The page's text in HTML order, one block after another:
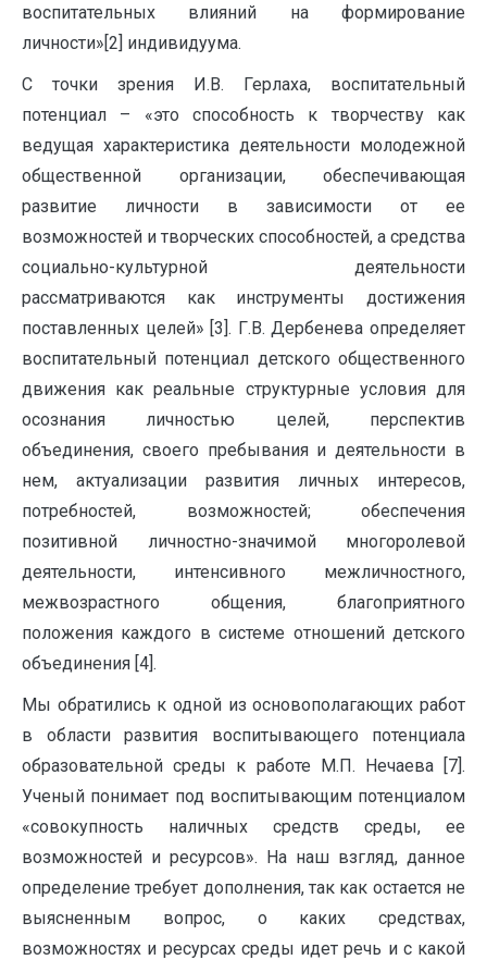
воспитательных влияний на формирование
личности»[2] индивидуума.
С точки зрения И.В. Герлаха, воспитательный
потенциал – «это способность к творчеству как
ведущая характеристика деятельности молодежной
общественной организации, обеспечивающая
развитие личности в зависимости от ее
возможностей и творческих способностей, а средства
социально-культурной деятельности
рассматриваются как инструменты достижения
поставленных целей» [3]. Г.В. Дербенева определяет
воспитательный потенциал детского общественного
движения как реальные структурные условия для
осознания личностью целей, перспектив
объединения, своего пребывания и деятельности в
нем, актуализации развития личных интересов,
потребностей, возможностей; обеспечения
позитивной личностно-значимой многоролевой
деятельности, интенсивного межличностного,
межвозрастного общения, благоприятного
положения каждого в системе отношений детского
объединения [4].
Мы обратились к одной из основополагающих работ
в области развития воспитывающего потенциала
образовательной среды к работе М.П. Нечаева [7].
Ученый понимает под воспитывающим потенциалом
«совокупность наличных средств среды, ее
возможностей и ресурсов». На наш взгляд, данное
определение требует дополнения, так как остается не
выясненным вопрос, о каких средствах,
возможностях и ресурсах среды идет речь и с какой